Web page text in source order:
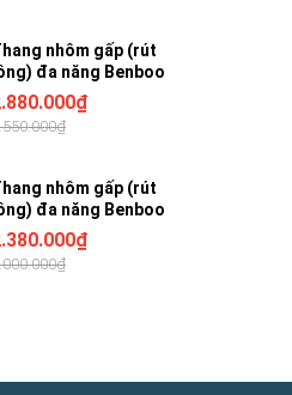
nhôm gấp (rút
đa năng Benboo
45G 5 bậc khóa gạt
nhôm gấp (rút
đa năng Benboo
44G 4 bậc khóa gạt